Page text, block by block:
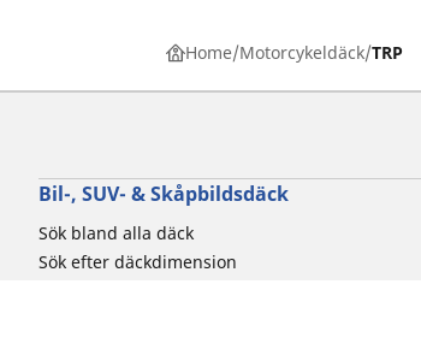
Home Motorcykeldäck TRP
Bil-, SUV- & Skåpbildsdäck
Sök bland alla däck
Sök efter däckdimension